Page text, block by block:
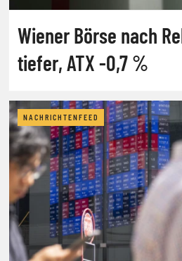
Wiener Börse nach
tiefer, ATX -0,7 %
NACHRICHTENFEED